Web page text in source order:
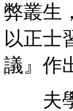
弊叢生
以正士
議』作
夫學